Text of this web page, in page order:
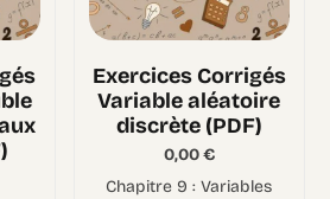
Exercices Corrigés
Variable aléatoire
discrète (PDF)
0,00€
Chapitre 9 : Variables